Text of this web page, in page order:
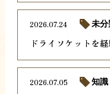
ドライソケットを
2026.07.24 未分
2026.07.05 知識